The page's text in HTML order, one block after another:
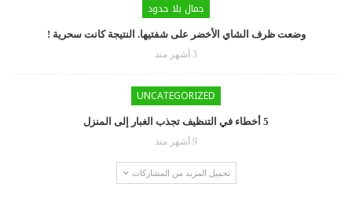
جمال بلا حدود
وضعت ظرف الشاي الأخضر على شفتيها. النتيجة كانت سحرية !
3 أشهر منذ
UNCATEGORIZED
5 أخطاء في التنظيف تجذب الغبار إلى المنزل
9 أشهر منذ
تحميل المزيد من المشاركات